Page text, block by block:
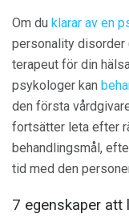
Om du klarar av en
personality disorder
terapeut för din
psykologer kan
den första
fortsätter leta efter
behandlingsmål,
tid med den
7 egenskaper att